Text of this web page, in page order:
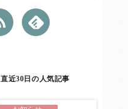
直近30日の人気記事